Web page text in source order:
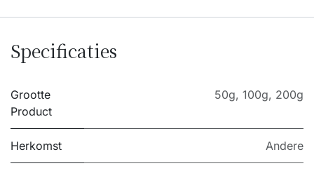
Specificaties
Grootte
Product
50g, 100g, 200g
Herkomst Andere